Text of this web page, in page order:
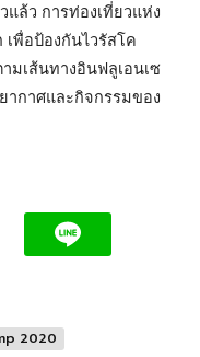
ล้ว การท่องเที่ยวแห่ง
เพื่อป้องกันไวรัสโค
มเส้นทางอินฟลูเอนเซ
ากาศและกิจกรรมของ
2020